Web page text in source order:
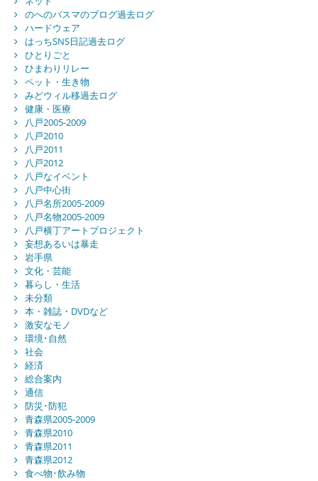
のへのバスマのブログ過去ログ
ハードウェア
はっちSNS日記過去ログ
ひとりごと
ひまわりリレー
ペット・生き物
みどウィル移過去ログ
健康・医療
八戸2005-2009
八戸2010
八戸2011
八戸2012
八戸なイベント
八戸中心街
八戸名所2005-2009
八戸名物2005-2009
八戸横丁アートプロジェクト
妄想あるいは暴走
岩手県
文化・芸能
暮らし・生活
未分類
本・雑誌・DVDなど
激安なモノ
環境･自然
社会
経済
総合案内
通信
防災･防犯
青森県2005-2009
青森県2010
青森県2011
青森県2012
食べ物･飲み物